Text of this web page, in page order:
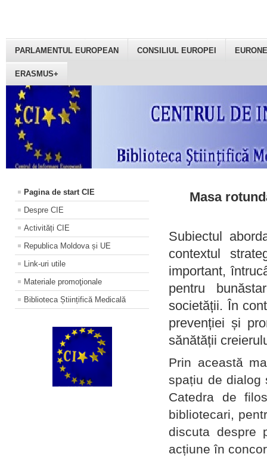
PARLAMENTUL EUROPEAN CONSILIUL EUROPEI
ERASMUS+
Pagina de start CIE
Despre CIE
Activități CIE
Republica Moldova și UE
Link-uri utile
Materiale promoţionale
Biblioteca Științifică Medicală
Masa
Subiectul
contextul
important,
pentru
societății. În
prevenției și
sănătății
Prin această
spațiu de dialog
Catedra de
bibliotecari,
discuta despre
acțiune în